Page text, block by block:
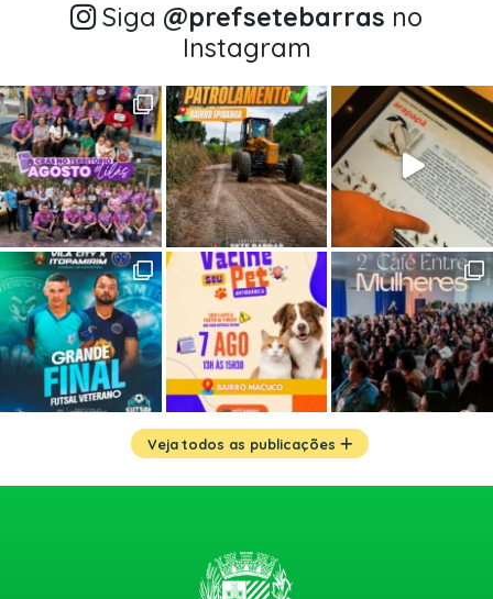
Siga @‌prefsetebarras no
Instagram
Veja todos as publicações